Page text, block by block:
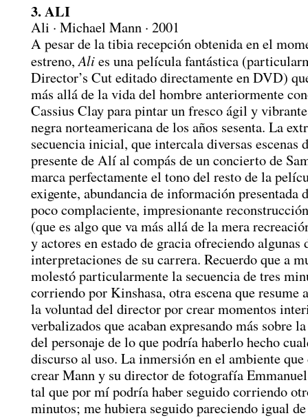
3. ALI
Ali · Michael Mann · 2001
A pesar de la tibia recepción obtenida en el
estreno,Alies una película fantástica
Director’s Cut editado directamente en DVD)
más allá de la vida del hombre anteriormente
Cassius Clay para pintar un fresco ágil y
negra norteamericana de los años sesenta. La
secuencia inicial, que intercala diversas escenas
presente de Alí al compás de un concierto de
marca perfectamente el tono del resto de la
exigente, abundancia de información presentada
poco complaciente, impresionante
(que es algo que va más allá de la mera
y actores en estado de gracia ofreciendo algunas
interpretaciones de su carrera. Recuerdo que a
molestó particularmente la secuencia de tres
corriendo por Kinshasa, otra escena que resume
la voluntad del director por crear momentos
verbalizados que acaban expresando más sobre
del personaje de lo que podría haberlo hecho
discurso al uso. La inmersión en el ambiente que
crear Mann y su director de fotografía
tal que por mí podría haber seguido corriendo
minutos; me hubiera seguido pareciendo igual